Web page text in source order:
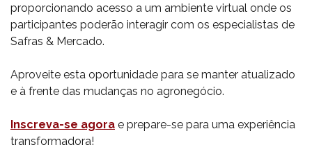
proporcionando acesso a um ambiente virtual onde os
participantes poderão interagir com os especialistas de
Safras & Mercado.
Aproveite esta oportunidade para se manter atualizado
e à frente das mudanças no agronegócio.
Inscreva-se agora e prepare-se para uma experiência
transformadora!